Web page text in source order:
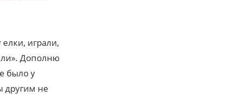
играли,
Дополню
было у
другим не